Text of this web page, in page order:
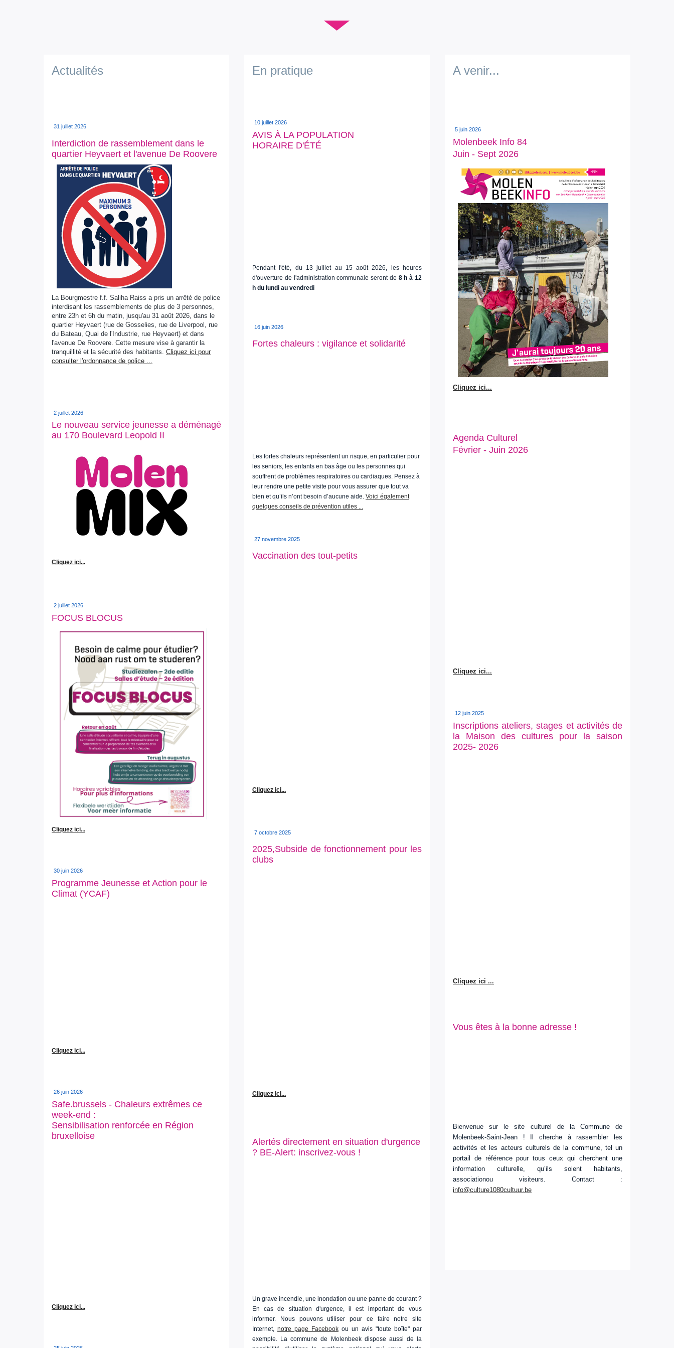
▼
Actualités
31 juillet 2026
Interdiction de rassemblement dans le
quartier Heyvaert et l'avenue De Roovere
La Bourgmestre f.f. Saliha Raiss a pris un arrêté de police
interdisant les rassemblements de plus de 3 personnes,
entre 23h et 6h du matin, jusqu'au 31 août 2026, dans le
quartier Heyvaert (rue de Gosselies, rue de Liverpool, rue
du Bateau, Quai de l'Industrie, rue Heyvaert) et dans
l'avenue De Roovere. Cette mesure vise à garantir la
tranquillité et la sécurité des habitants. Cliquez ici pour
consulter l'ordonnance de police ...
2 juillet 2026
Le nouveau service jeunesse a déménagé
au 170 Boulevard Leopold II
Cliquez ici...
2 juillet 2026
FOCUS BLOCUS
Cliquez ici...
30 juin 2026
Programme Jeunesse et Action pour le
Climat (YCAF)
Cliquez ici...
26 juin 2026
Safe.brussels - Chaleurs extrêmes ce
week-end :
Sensibilisation renforcée en Région
bruxelloise
Cliquez ici...
En pratique
10 juillet 2026
AVIS À LA POPULATION
HORAIRE D'ÉTÉ
Pendant l'été, du 13 juillet au 15 août 2026, les heures
d'ouverture de l'administration communale seront de 8 h à 12
h du lundi au vendredi
16 juin 2026
Fortes chaleurs : vigilance et solidarité
Les fortes chaleurs représentent un risque, en particulier pour
les seniors, les enfants en bas âge ou les personnes qui
souffrent de problèmes respiratoires ou cardiaques. Pensez à
leur rendre une petite visite pour vous assurer que tout va
bien et qu’ils n’ont besoin d’aucune aide. Voici également
quelques conseils de prévention utiles ...
27 novembre 2025
Vaccination des tout-petits
Cliquez ici...
7 octobre 2025
2025,Subside de fonctionnement pour les
clubs
Cliquez ici...
Alertés directement en situation d'urgence
? BE-Alert: inscrivez-vous !
Un grave incendie, une inondation ou une panne de courant ?
En cas de situation d'urgence, il est important de vous
informer. Nous pouvons utiliser pour ce faire notre site
Internet, notre page Facebook ou un avis "toute boîte" par
exemple. La commune de Molenbeek dispose aussi de la
A venir...
5 juin 2026
Molenbeek Info 84
Juin - Sept 2026
Cliquez ici...
Agenda Culturel
Février - Juin 2026
Cliquez ici...
12 juin 2025
Inscriptions ateliers, stages et activités de
la Maison des cultures pour la saison
2025- 2026
Cliquez ici ...
Vous êtes à la bonne adresse !
Bienvenue sur le site culturel de la Commune de
Molenbeek-Saint-Jean ! Il cherche à rassembler les
activités et les acteurs culturels de la commune, tel un
portail de référence pour tous ceux qui cherchent une
information culturelle, qu’ils soient habitants,
associationou visiteurs. Contact :
info@culture1080cultuur.be